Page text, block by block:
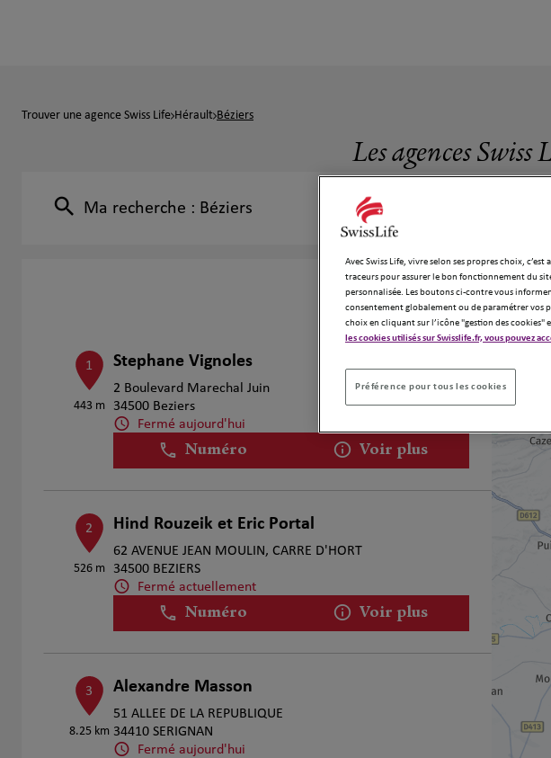
Trouver une agence Swiss Life Hérault Béziers
Les agences
Ma recherche : Béziers
9
1
443 m
Stephane Vignoles
2 Boulevard Marechal Juin
34500 Beziers
Fermé aujourd'hui
Numéro Voir plus
2
526 m
Hind Rouzeik et Eric Portal
62 AVENUE JEAN MOULIN, CARRE D'HORT
34500 BEZIERS
Fermé actuellement
Numéro Voir plus
3
8.25 km
Alexandre Masson
51 ALLEE DE LA REPUBLIQUE
34410 SERIGNAN
Fermé aujourd'hui
Avec Swiss Life, vivre selon ses propres choix,
traceurs pour assurer le bon fonctionnement du
personnalisée. Les boutons ci-contre vous
consentement globalement ou de paramétrer vos
choix en cliquant sur l’icône "gestion des cookies"
les cookies utilisés sur Swisslife.fr, vous pouvez
Préférence pour tous les cookies